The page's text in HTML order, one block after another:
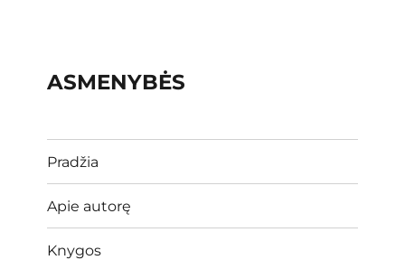
ASMENYBĖS
Pradžia
Apie autorę
Knygos